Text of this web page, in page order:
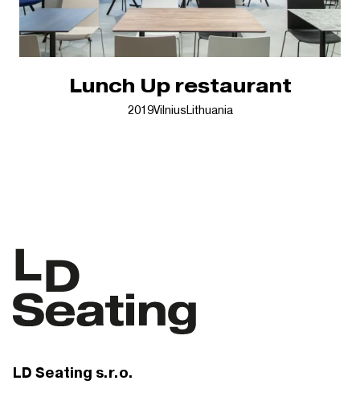
Lunch Up restaurant
2019VilniusLithuania
LD Seating s.r.o.